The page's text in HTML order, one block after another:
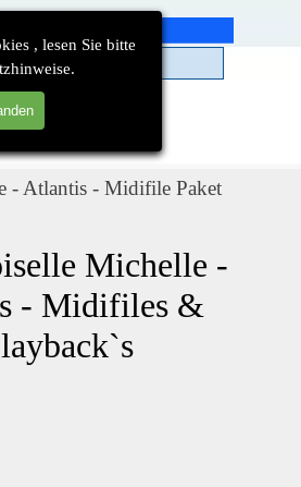
, lesen Sie bitte
Menü überspringen
- Atlantis - Midifile Paket
Michelle -
- Midifiles &